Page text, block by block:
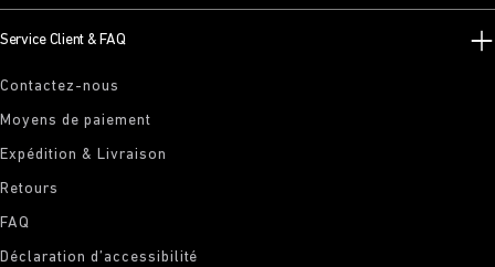
Service Client & FAQ
Contactez-nous
Moyens de paiement
Expédition & Livraison
Retours
FAQ
Déclaration d’accessibilité